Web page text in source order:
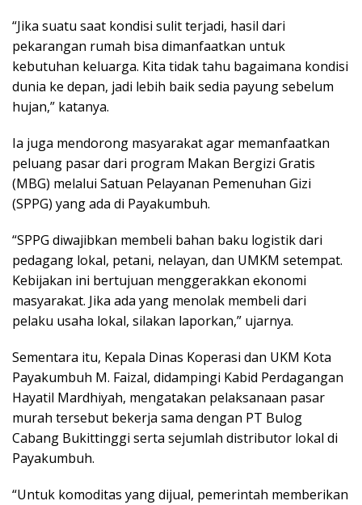
“Jika suatu saat kondisi sulit terjadi, hasil dari
pekarangan rumah bisa dimanfaatkan untuk
kebutuhan keluarga. Kita tidak tahu bagaimana kondisi
dunia ke depan, jadi lebih baik sedia payung sebelum
hujan,” katanya.
Ia juga mendorong masyarakat agar memanfaatkan
peluang pasar dari program Makan Bergizi Gratis
(MBG) melalui Satuan Pelayanan Pemenuhan Gizi
(SPPG) yang ada di Payakumbuh.
“SPPG diwajibkan membeli bahan baku logistik dari
pedagang lokal, petani, nelayan, dan UMKM setempat.
Kebijakan ini bertujuan menggerakkan ekonomi
masyarakat. Jika ada yang menolak membeli dari
pelaku usaha lokal, silakan laporkan,” ujarnya.
Sementara itu, Kepala Dinas Koperasi dan UKM Kota
Payakumbuh M. Faizal, didampingi Kabid Perdagangan
Hayatil Mardhiyah, mengatakan pelaksanaan pasar
murah tersebut bekerja sama dengan PT Bulog
Cabang Bukittinggi serta sejumlah distributor lokal di
Payakumbuh.
“Untuk komoditas yang dijual, pemerintah memberikan